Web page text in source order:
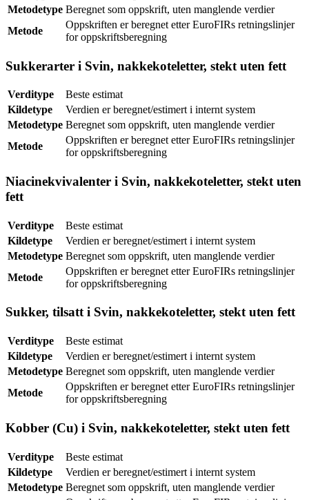
Metodetype Beregnet som oppskrift, uten manglende verdier
Metode
Oppskriften er beregnet etter EuroFIRs retningslinjer
for oppskriftsberegning
Sukkerarter i Svin, nakkekoteletter, stekt uten fett
Verditype
Beste estimat
Kildetype
Verdien er beregnet/estimert i internt system
Metodetype Beregnet som oppskrift, uten manglende verdier
Metode
Oppskriften er beregnet etter EuroFIRs retningslinjer
for oppskriftsberegning
Niacinekvivalenter i Svin, nakkekoteletter, stekt uten
fett
Verditype
Beste estimat
Kildetype
Verdien er beregnet/estimert i internt system
Metodetype Beregnet som oppskrift, uten manglende verdier
Metode
Oppskriften er beregnet etter EuroFIRs retningslinjer
for oppskriftsberegning
Sukker, tilsatt i Svin, nakkekoteletter, stekt uten fett
Verditype
Beste estimat
Kildetype
Verdien er beregnet/estimert i internt system
Metodetype Beregnet som oppskrift, uten manglende verdier
Metode
Oppskriften er beregnet etter EuroFIRs retningslinjer
for oppskriftsberegning
Kobber (Cu) i Svin, nakkekoteletter, stekt uten fett
Verditype
Beste estimat
Kildetype
Verdien er beregnet/estimert i internt system
Metodetype Beregnet som oppskrift, uten manglende verdier